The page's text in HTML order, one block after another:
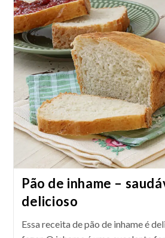
Pão de inhame –
delicioso
Essa receita de pão de inhame é